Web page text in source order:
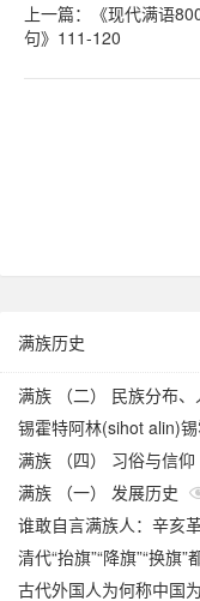
上一篇：《现代满语
句》111-120
满族历史
满族 （二） 民族分布
锡霍特阿林(sihot alin)
满族 （四） 习俗与信仰
满族 （一） 发展历史
谁敢自言满族人：辛亥
清代“抬旗”“降旗”“换旗
古代外国人为何称中国